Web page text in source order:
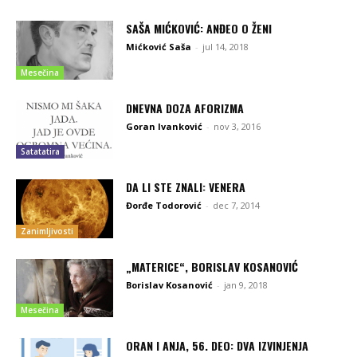
Mesečina
SAŠA MIĆKOVIĆ: ANĐEO O ŽENI
Mićković Saša - jul 14, 2018
Satatatira
DNEVNA DOZA AFORIZMA
Goran Ivanković - nov 3, 2016
Zanimljivosti
DA LI STE ZNALI: VENERA
Đorđe Todorović - dec 7, 2014
Mesečina
„MATERICE“, BORISLAV KOSANOVIĆ
Borislav Kosanović - jan 9, 2018
ORAN I ANJA, 56. DEO: DVA IZVINJENJA